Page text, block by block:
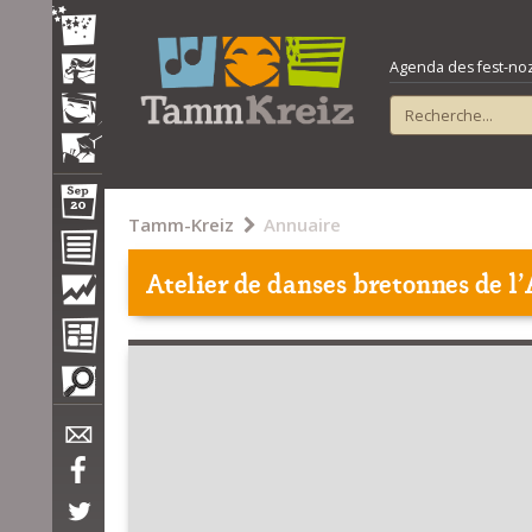
Agenda des fest-
Tamm-Kreiz Annuaire
Atelier de danses bretonnes de